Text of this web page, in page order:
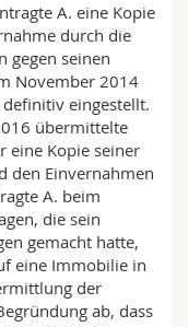
A. eine Kopie
durch die
gegen seinen
November 2014
eingestellt.
übermittelte
eine Kopie seiner
den Einvernahmen
A. beim
die sein
gemacht hatte,
eine Immobilie in
der
ab, dass